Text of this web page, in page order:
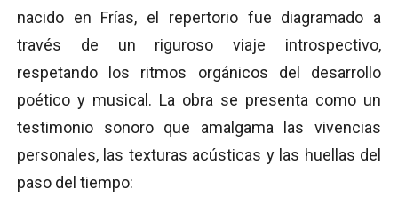
nacido en Frías, el repertorio fue diagramado a
través de un riguroso viaje introspectivo,
respetando los ritmos orgánicos del desarrollo
poético y musical. La obra se presenta como un
testimonio sonoro que amalgama las vivencias
personales, las texturas acústicas y las huellas del
paso del tiempo: